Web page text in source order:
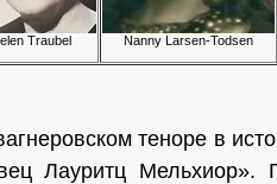
Traubel Nanny Larsen-Todsen
теноре в
Лауритц Мель­хиор».